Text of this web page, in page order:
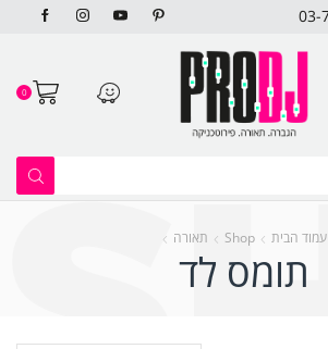
0
עמוד הבית Shop תאורה
תומס לד